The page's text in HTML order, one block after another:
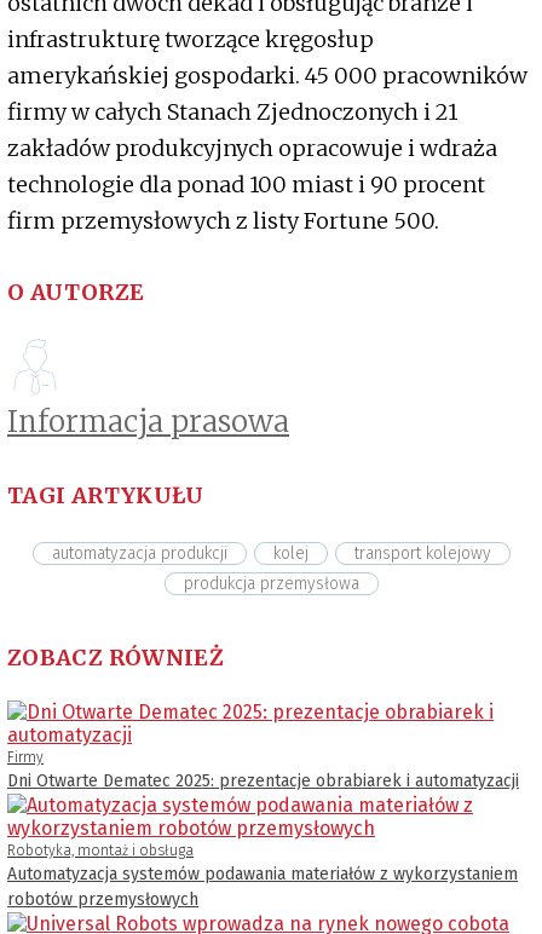
infrastrukturę tworzące kręgosłup
amerykańskiej gospodarki. 45 000 pracowników
firmy w całych Stanach Zjednoczonych i 21
zakładów produkcyjnych opracowuje i wdraża
technologie dla ponad 100 miast i 90 procent
firm przemysłowych z listy Fortune 500.
O AUTORZE
Informacja prasowa
TAGI ARTYKUŁU
automatyzacja produkcji kolej
transport kolejowy
produkcja przemysłowa
ZOBACZ RÓWNIEŻ
Firmy
Dni Otwarte Dematec 2025: prezentacje obrabiarek i automatyzacji
Robotyka, montaż i obsługa
Automatyzacja systemów podawania materiałów z wykorzystaniem
robotów przemysłowych